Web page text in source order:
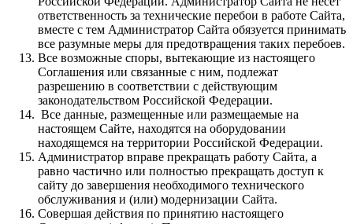
ответственность за технические перебои в работе Сайта,
вместе с тем Администратор Сайта обязуется принимать
все разумные меры для предотвращения таких перебоев.
Все возможные споры, вытекающие из настоящего
Соглашения или связанные с ним, подлежат
разрешению в соответствии с действующим
законодательством Российской Федерации.
Все данные, размещенные или размещаемые на
настоящем Сайте, находятся на оборудовании
находящемся на территории Российской Федерации.
Администратор вправе прекращать работу Сайта, а
равно частично или полностью прекращать доступ к
сайту до завершения необходимого технического
обслуживания и (или) модернизации Сайта.
Совершая действия по принятию настоящего